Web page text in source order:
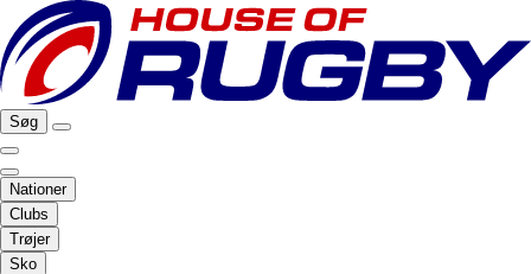
Søg
Nationer
Clubs
Trøjer
Sko